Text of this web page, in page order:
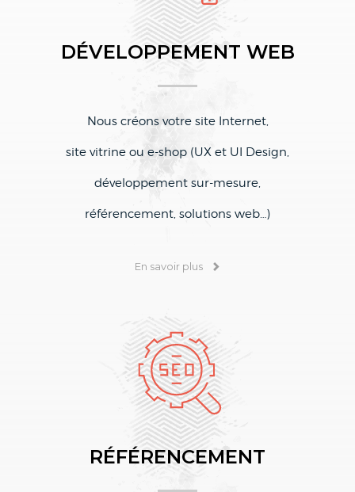
DÉVELOPPEMENT WEB
Nous créons votre site Internet,
site vitrine ou e-shop (UX et UI Design,
développement sur-mesure,
référencement, solutions web…)
En savoir plus
RÉFÉRENCEMENT